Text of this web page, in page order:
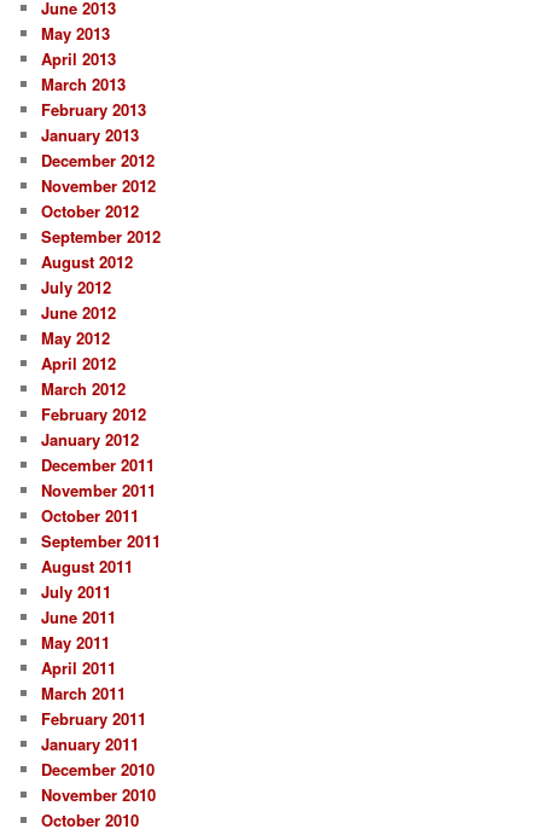
June 2013
May 2013
April 2013
March 2013
February 2013
January 2013
December 2012
November 2012
October 2012
September 2012
August 2012
July 2012
June 2012
May 2012
April 2012
March 2012
February 2012
January 2012
December 2011
November 2011
October 2011
September 2011
August 2011
July 2011
June 2011
May 2011
April 2011
March 2011
February 2011
January 2011
December 2010
November 2010
October 2010